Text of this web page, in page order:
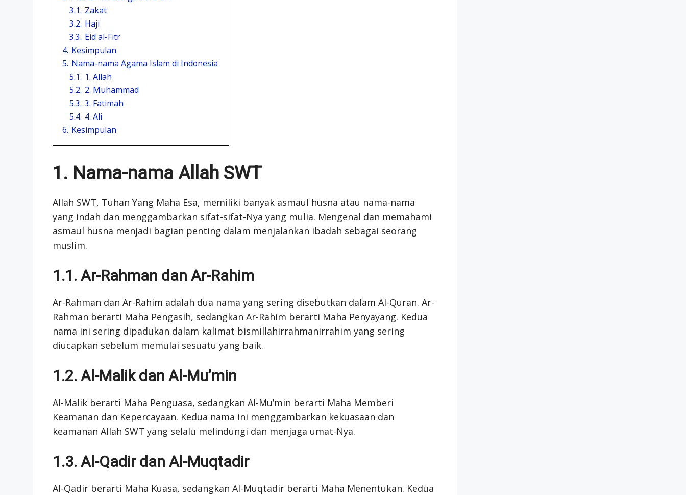
3.1. Zakat
3.2. Haji
3.3. Eid al-Fitr
4. Kesimpulan
5. Nama-nama Agama Islam di Indonesia
5.1. 1. Allah
5.2. 2. Muhammad
5.3. 3. Fatimah
5.4. 4. Ali
6. Kesimpulan
1. Nama-nama Allah SWT
Allah SWT, Tuhan Yang Maha Esa, memiliki banyak asmaul husna atau nama-nama
yang indah dan menggambarkan sifat-sifat-Nya yang mulia. Mengenal dan memahami
asmaul husna menjadi bagian penting dalam menjalankan ibadah sebagai seorang
muslim.
1.1. Ar-Rahman dan Ar-Rahim
Ar-Rahman dan Ar-Rahim adalah dua nama yang sering disebutkan dalam Al-Quran. Ar-
Rahman berarti Maha Pengasih, sedangkan Ar-Rahim berarti Maha Penyayang. Kedua
nama ini sering dipadukan dalam kalimat bismillahirrahmanirrahim yang sering
diucapkan sebelum memulai sesuatu yang baik.
1.2. Al-Malik dan Al-Mu’min
Al-Malik berarti Maha Penguasa, sedangkan Al-Mu’min berarti Maha Memberi
Keamanan dan Kepercayaan. Kedua nama ini menggambarkan kekuasaan dan
keamanan Allah SWT yang selalu melindungi dan menjaga umat-Nya.
1.3. Al-Qadir dan Al-Muqtadir
Al-Qadir berarti Maha Kuasa, sedangkan Al-Muqtadir berarti Maha Menentukan. Kedua